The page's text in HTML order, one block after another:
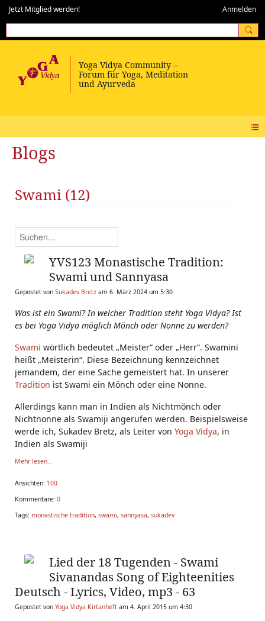
Jetzt Mitglied werden! Anmelden
Blogs
Swami (12)
YVS123 Monastische Tradition:
Swami und Sannyasa
Gepostet von Sukadev Bretz am 6. März 2024 um 5:30
Was ist ein Swami? In welcher Tradition steht Yoga Vidya? Ist
es bei Yoga Vidya möglich Mönch oder Nonne zu werden?
Swami wörtlich bedeutet „Meister“ oder „Herr“. Swamini
heißt „Meisterin“. Diese Bezeichnung kennzeichnet
jemandem, der eine Sache gemeistert hat. In unserer
Tradition ist Swami ein Mönch oder eine Nonne.
Allerdings kann man in Indien als Nichtmönch oder
Nichtnonne als Swamiji angerufen werden. Beispielsweise
werde ich, Sukadev Bretz, als Leiter von Yoga Vidya, in
Indien als Swamiji
Mehr lesen...
Ansichten: 100
Kommentare: 0
Tags: monastische tradition, swami, sannyasa, sukadev
Lied der 18 Tugenden - Swami
Sivanandas Song of Eighteenities
Deutsch - Lyrics, Video, mp3 - 63
Gepostet von Yoga Vidya Kirtanheft am 4. April 2015 um 4:30